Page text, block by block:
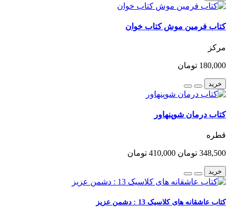
کتاب فرمین موش کتاب خوان
مرکز
180,000 تومان
خرید
کتاب درمان شوپنهاور
قطره
348,500 تومان 410,000 تومان
خرید
کتاب عاشقانه های کلاسیک 13 : دشمن عزیز